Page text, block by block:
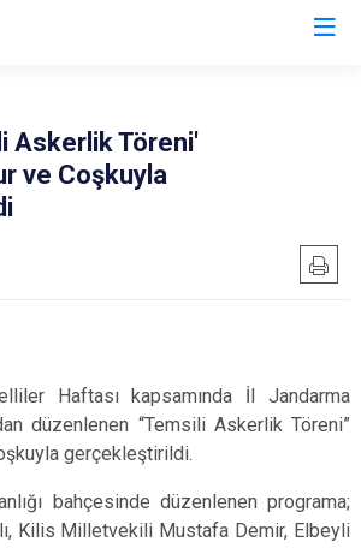
Askerlik Töreni'
ve Coşkuyla
Haftası kapsamında İl Jandarma
düzenlenen “Temsili Askerlik Töreni”
gerçekleştirildi.
bahçesinde düzenlenen programa;
Kilis Milletvekili Mustafa Demir, Elbeyli